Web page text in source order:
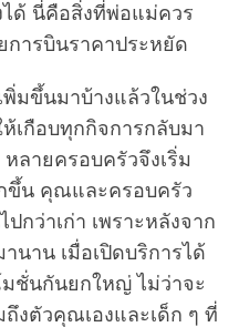
ด้ นี่คือสิ่งที่พ่อแม่ควร
ารบินราคาประหยัด
พิ่มขึ้นมาบ้างแล้วในช่วง
เกือบทุกกิจการกลับมา
ลายครอบครัวจึงเริ่ม
ขึ้น คุณและครอบครัว
กว่าเก่า เพราะหลังจาก
นาน เมื่อเปิดบริการได้
ชั่นกันยกใหญ่ ไม่ว่าจะ
งตัวคุณเองและเด็ก ๆ ที่